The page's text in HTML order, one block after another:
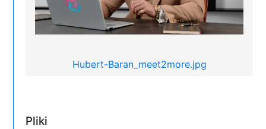
Hubert-Baran_meet2more.jpg
Pliki